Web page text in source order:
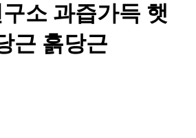
소 과즙가득 햇
근 흙당근